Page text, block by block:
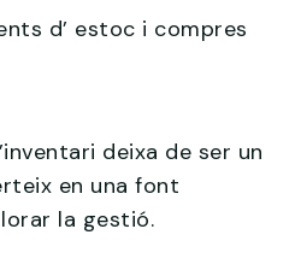
d’ estoc i compres
deixa de ser un
en una font
la gestió.